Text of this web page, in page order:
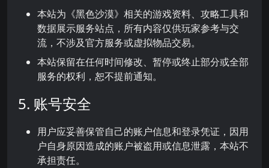
本站为《黑色沙漠》相关的游戏资料、攻略工具和
数据展示服务站点，所有内容仅供玩家参考与交
流，不涉及官方服务或虚拟物品交易。
本站保留在任何时间修改、暂停或终止部分或全部
服务的权利，恕不提前通知。
5. 账号安全
用户应妥善保管自己的账户信息和登录凭证，因用
户自身原因造成的账户被盗用或信息泄露，本站不
承担责任。